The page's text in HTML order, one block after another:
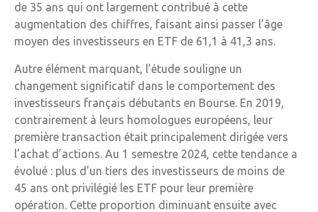
de 35 ans qui ont largement contribué à cette
augmentation des chiffres, faisant ainsi passer l’âge
moyen des investisseurs en ETF de 61,1 à 41,3 ans.
Autre élément marquant, l’étude souligne un
changement significatif dans le comportement des
investisseurs français débutants en Bourse. En 2019,
contrairement à leurs homologues européens, leur
première transaction était principalement dirigée vers
l’achat d’actions. Au 1 semestre 2024, cette tendance a
évolué : plus d’un tiers des investisseurs de moins de
45 ans ont privilégié les ETF pour leur première
opération. Cette proportion diminuant ensuite avec